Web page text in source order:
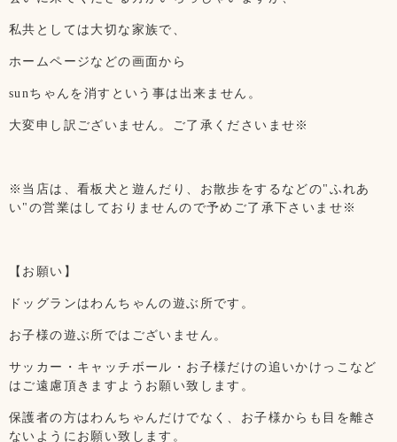
私共としては大切な家族で、
ホームページなどの画面から
sunちゃんを消すという事は出来ません。
大変申し訳ございません。ご了承くださいませ※
※当店は、看板犬と遊んだり、お散歩をするなどの"ふれあ
い"の営業はしておりませんので予めご了承下さいませ※
【お願い】
ドッグランはわんちゃんの遊ぶ所です。
お子様の遊ぶ所ではございません。
サッカー・キャッチボール・お子様だけの追いかけっこなど
はご遠慮頂きますようお願い致します。
保護者の方はわんちゃんだけでなく、お子様からも目を離さ
ないようにお願い致します。